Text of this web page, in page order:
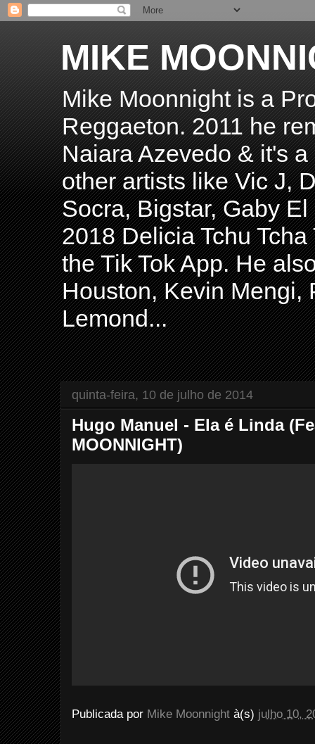
MIKE
Mike Moonnight is a
Reggaeton. 2011 he
Naiara Azevedo & it's
other artists like Vic J,
Socra, Bigstar, Gaby
2018 Delicia Tchu
the Tik Tok App. He
Houston, Kevin Mengi,
Lemond...
quinta-feira, 10 de julho de 2014
Hugo Manuel - Ela é Linda
MOONNIGHT)
Publicada por Mike Moonnight à(s) julho 10,